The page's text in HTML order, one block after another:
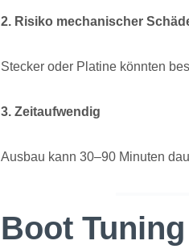
2. Risiko mechanischer
Stecker oder Platine könnten
3. Zeitaufwendig
Ausbau kann 30–90 Minuten
Boot Tuning